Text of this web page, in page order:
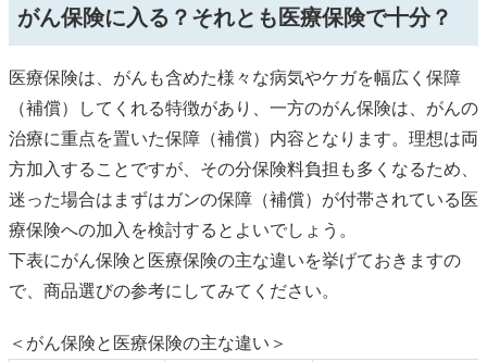
がん保険に入る？それとも医療保険で十分？
医療保険は、がんも含めた様々な病気やケガを幅広く保障
（補償）してくれる特徴があり、一方のがん保険は、がんの
治療に重点を置いた保障（補償）内容となります。理想は両
方加入することですが、その分保険料負担も多くなるため、
迷った場合はまずはガンの保障（補償）が付帯されている医
療保険への加入を検討するとよいでしょう。
下表にがん保険と医療保険の主な違いを挙げておきますの
で、商品選びの参考にしてみてください。
＜がん保険と医療保険の主な違い＞